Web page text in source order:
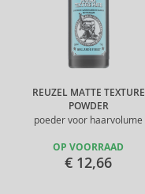
REUZEL MATTE TEXTURE
POWDER
poeder voor haarvolume
OP VOORRAAD
€ 12,66